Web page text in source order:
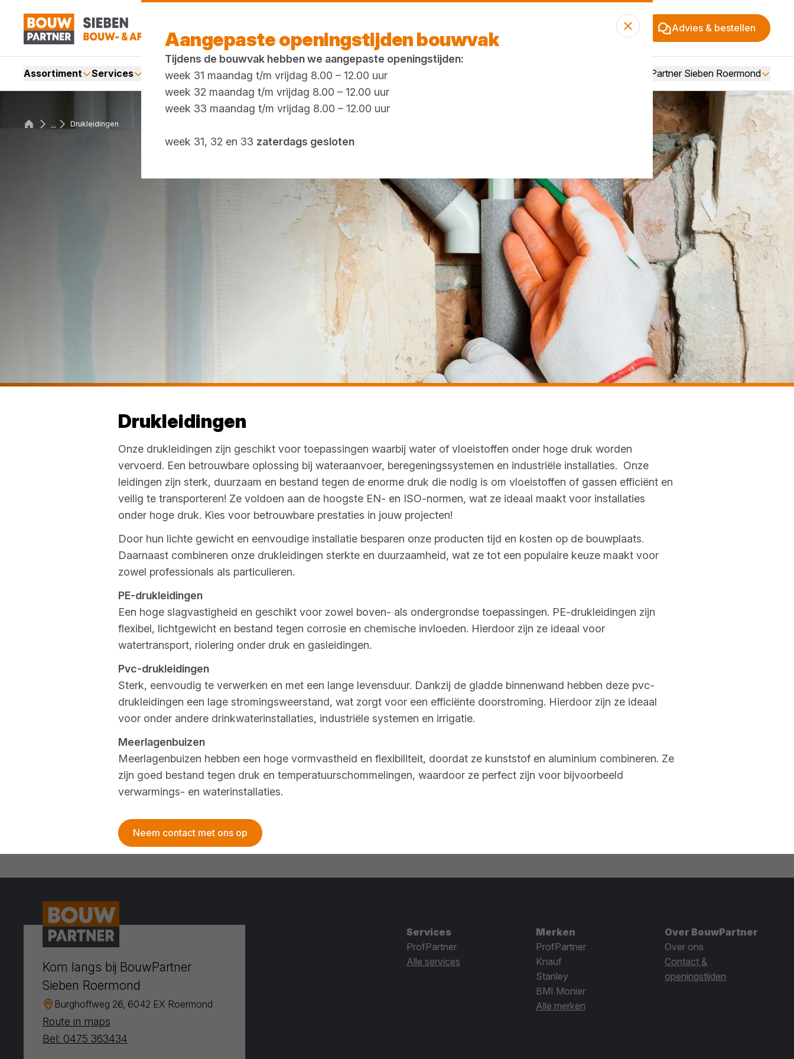
Advies & bestellen
Assortiment Services MerkenActiesBlogs Over BouwPartner Sieben Roermond
... Drukleidingen
Drukleidingen
Onze drukleidingen zijn geschikt voor toepassingen waarbij water of vloeistoffen onder hoge druk worden
vervoerd. Een betrouwbare oplossing bij wateraanvoer, beregeningssystemen en industriële installaties. Onze
leidingen zijn sterk, duurzaam en bestand tegen de enorme druk die nodig is om vloeistoffen of gassen efficiënt en
veilig te transporteren! Ze voldoen aan de hoogste EN- en ISO-normen, wat ze ideaal maakt voor installaties
onder hoge druk. Kies voor betrouwbare prestaties in jouw projecten!
Door hun lichte gewicht en eenvoudige installatie besparen onze producten tijd en kosten op de bouwplaats.
Daarnaast combineren onze drukleidingen sterkte en duurzaamheid, wat ze tot een populaire keuze maakt voor
zowel professionals als particulieren.
PE-drukleidingen
Een hoge slagvastigheid en geschikt voor zowel boven- als ondergrondse toepassingen. PE-drukleidingen zijn
flexibel, lichtgewicht en bestand tegen corrosie en chemische invloeden. Hierdoor zijn ze ideaal voor
watertransport, riolering onder druk en gasleidingen.
Pvc-drukleidingen
Sterk, eenvoudig te verwerken en met een lange levensduur. Dankzij de gladde binnenwand hebben deze pvc-
drukleidingen een lage stromingsweerstand, wat zorgt voor een efficiënte doorstroming. Hierdoor zijn ze ideaal
voor onder andere drinkwaterinstallaties, industriële systemen en irrigatie.
Meerlagenbuizen
Meerlagenbuizen hebben een hoge vormvastheid en flexibiliteit, doordat ze kunststof en aluminium combineren. Ze
zijn goed bestand tegen druk en temperatuurschommelingen, waardoor ze perfect zijn voor bijvoorbeeld
verwarmings- en waterinstallaties.
Neem contact met ons op
Aangepaste openingstijden bouwvak
Tijdens de bouwvak hebben we aangepaste openingstijden:
week 31 maandag t/m vrijdag 8.00 – 12.00 uur
week 32 maandag t/m vrijdag 8.00 – 12.00 uur
week 33 maandag t/m vrijdag 8.00 – 12.00 uur
week 31, 32 en 33 zaterdags gesloten
Kom langs bij BouwPartner
Sieben Roermond
Burghoffweg 26, 6042 EX Roermond
Route in maps
Bel: 0475 363434
Services
ProfPartner
Alle services
Merken
ProfPartner
Knauf
Stanley
BMI Monier
Alle merken
Over BouwPartner
Over ons
Contact &
openingstijden